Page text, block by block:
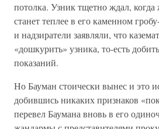
потолка. Узник тщетно ждал, когда
станет теплее в его каменном
и надзиратели заявляли, что
«дошкурить» узника, то-есть
показаний.
Но Бауман стоически вынес и это
добившись никаких признаков
перевел Баумана вновь в его